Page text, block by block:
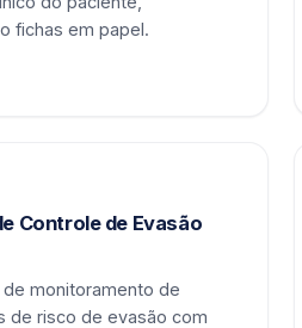
fichas em papel.
Controle de Evasão
de monitoramento de
de risco de evasão com